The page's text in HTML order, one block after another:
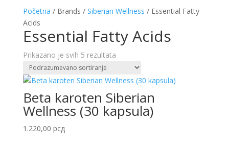
Početna / Brands / Siberian Wellness / Essential Fatty
Acids
Essential Fatty Acids
Prikazano je svih 5 rezultata
Beta karoten Siberian
Wellness (30 kapsula)
1.220,00 рсд